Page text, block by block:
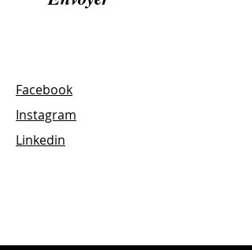
Facebook
Instagram
Linkedin